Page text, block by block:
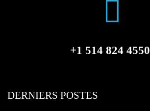
+1 514 824 4550
DERNIERS POSTES